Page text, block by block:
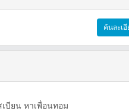
ค้นละเอี
เบียน หาเพื่อนทอม